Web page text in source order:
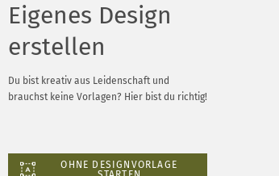
Eigenes Design
erstellen
Du bist kreativ aus Leidenschaft und
brauchst keine Vorlagen? Hier bist du richtig!
OHNE DESIGNVORLAGE